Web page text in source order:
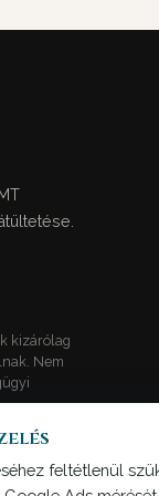
kizárólag
Nem
feltétlenül